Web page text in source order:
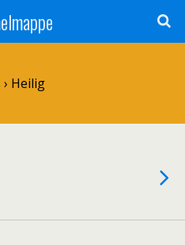
Heilig